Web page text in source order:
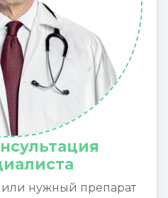
нужный препарат